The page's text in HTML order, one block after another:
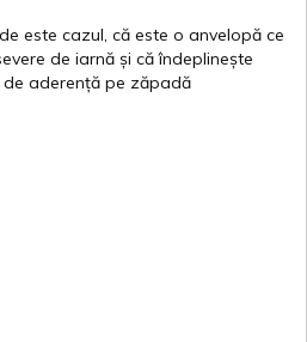
este cazul, că este o anvelopă ce
de iarnă și că îndeplinește
de aderență pe zăpadă